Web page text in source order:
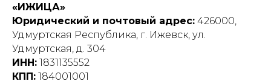
«ИЖИЦА»
Юридический и почтовый адрес: 426000,
Удмуртская Республика, г. Ижевск, ул.
Удмуртская, д. 304
ИНН: 1831135552
КПП: 184001001